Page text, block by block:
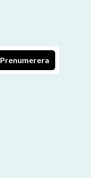
Prenumerera